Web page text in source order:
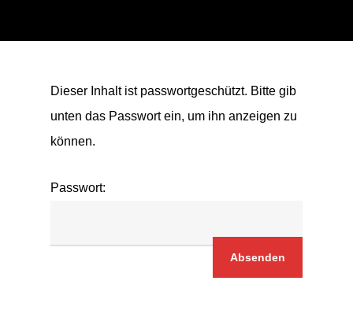
Dieser Inhalt ist passwortgeschützt. Bitte gib
unten das Passwort ein, um ihn anzeigen zu
können.
Passwort: